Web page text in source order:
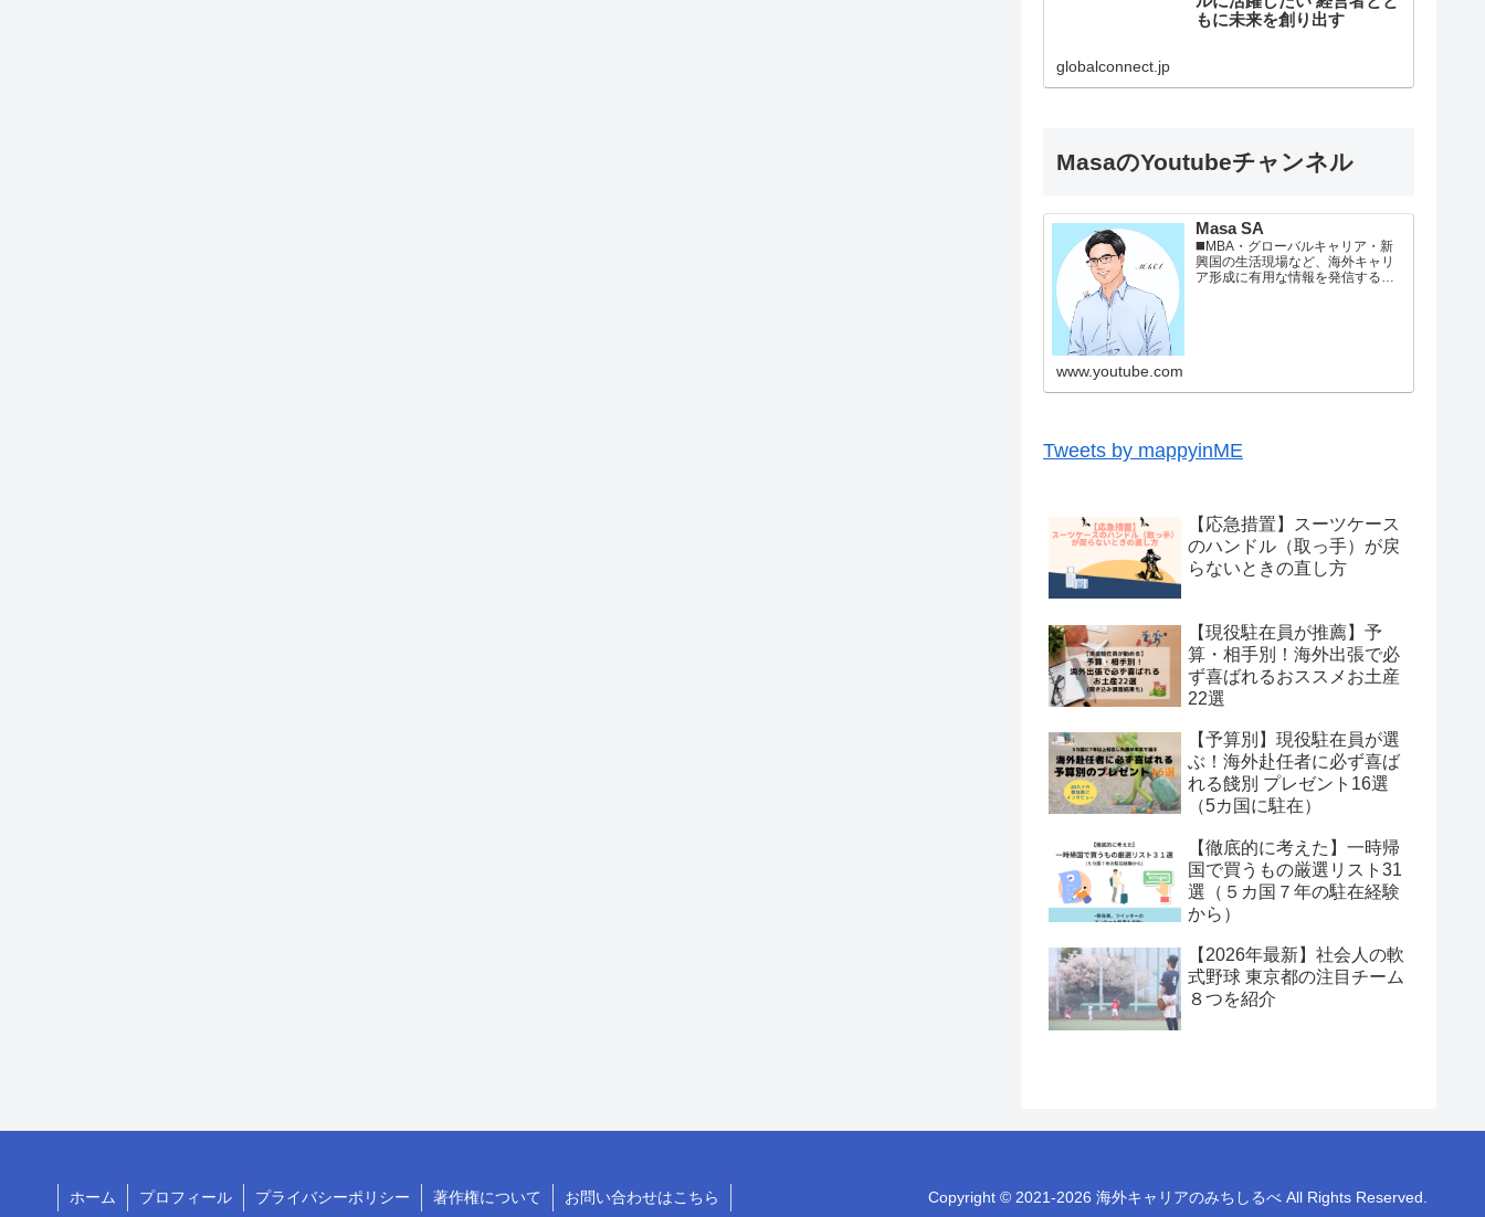
もに未来を創り出す
globalconnect.jp
MasaのYoutubeチャンネル
Masa SA
◼️MBA・グローバルキャリア・新
興国の生活現場など、海外キャリ
ア形成に有用な情報を発信すると
www.youtube.com
Tweets by mappyinME
【応急措置】スーツケース
のハンドル（取っ手）が戻
らないときの直し方
【現役駐在員が推薦】予
算・相手別！海外出張で必
ず喜ばれるおススメお土産
22選
【予算別】現役駐在員が選
ぶ！海外赴任者に必ず喜ば
れる餞別 プレゼント16選
（5カ国に駐在）
【徹底的に考えた】一時帰
国で買うもの厳選リスト31
選（５カ国７年の駐在経験
から）
【2026年最新】社会人の軟
式野球 東京都の注目チーム
８つを紹介
ホーム プロフィール プライバシーポリシー 著作権について お問い合わせはこちら Copyright © 2021-2026 海外キャリアのみちしるべ All Rights Reserved.